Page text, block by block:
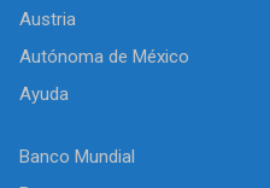
Austria
Autónoma de México
Ayuda
Banco Mundial